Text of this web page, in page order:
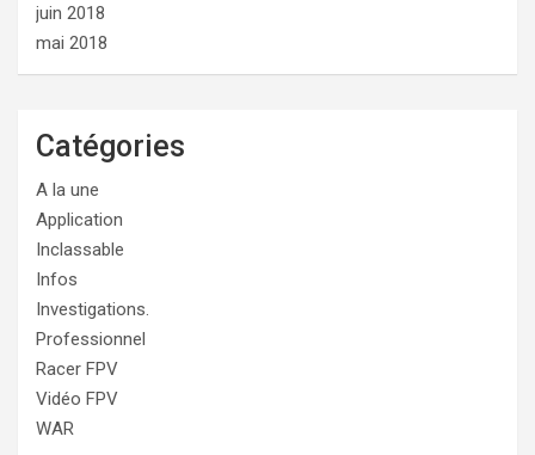
juin 2018
mai 2018
Catégories
A la une
Application
Inclassable
Infos
Investigations.
Professionnel
Racer FPV
Vidéo FPV
WAR